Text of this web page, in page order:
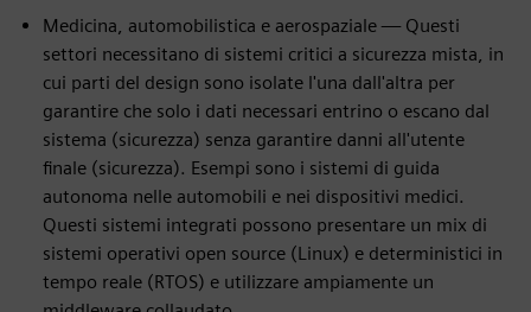
Medicina, automobilistica e aerospaziale — Questi
settori necessitano di sistemi critici a sicurezza mista, in
cui parti del design sono isolate l'una dall'altra per
garantire che solo i dati necessari entrino o escano dal
sistema (sicurezza) senza garantire danni all'utente
finale (sicurezza). Esempi sono i sistemi di guida
autonoma nelle automobili e nei dispositivi medici.
Questi sistemi integrati possono presentare un mix di
sistemi operativi open source (Linux) e deterministici in
tempo reale (RTOS) e utilizzare ampiamente un